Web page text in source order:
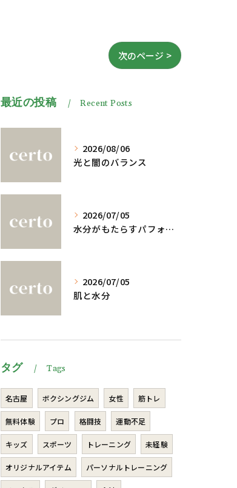
次のページ >
最近の投稿 Recent Posts
2026/08/06
光と闇のバランス
2026/07/05
水分がもたらすパフォーマンスへの影響
2026/07/05
肌と水分
タグ Tags
名古屋 ボクシングジム 女性 筋トレ
無料体験 プロ 格闘技 運動不足
キッズ スポーツ トレーニング 未経験
オリジナルアイテム パーソナルトレーニング